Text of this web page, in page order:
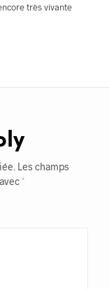
très vivante
Les champs
*